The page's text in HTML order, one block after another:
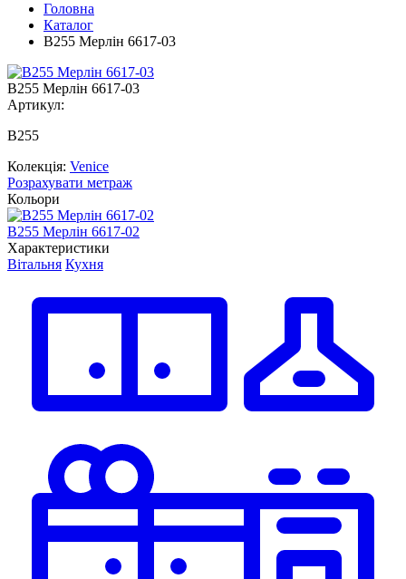
Головна
Каталог
В255 Мерлін 6617-03
В255 Мерлін 6617-03
Артикул:
В255
Колекція: Venice
Розрахувати метраж
Кольори
В255 Мерлін 6617-02
Характеристики
Вітальня Кухня